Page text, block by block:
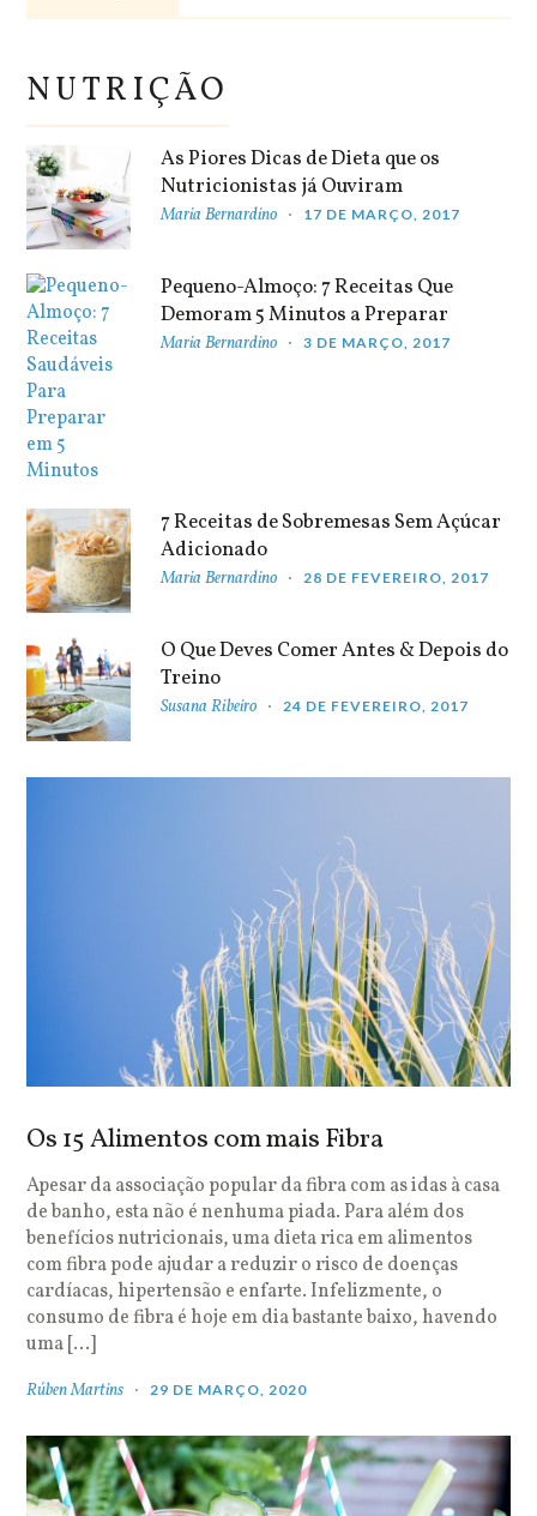
NUTRIÇÃO
As Piores Dicas de Dieta que os
Nutricionistas já Ouviram
Maria Bernardino 17 DE MARÇO, 2017
Pequeno-Almoço: 7 Receitas Que
Demoram 5 Minutos a Preparar
Maria Bernardino 3 DE MARÇO, 2017
7 Receitas de Sobremesas Sem Açúcar
Adicionado
Maria Bernardino 28 DE FEVEREIRO, 2017
O Que Deves Comer Antes & Depois do
Treino
Susana Ribeiro 24 DE FEVEREIRO, 2017
Os 15 Alimentos com mais Fibra
Apesar da associação popular da fibra com as idas à casa
de banho, esta não é nenhuma piada. Para além dos
benefícios nutricionais, uma dieta rica em alimentos
com fibra pode ajudar a reduzir o risco de doenças
cardíacas, hipertensão e enfarte. Infelizmente, o
consumo de fibra é hoje em dia bastante baixo, havendo
uma […]
Rúben Martins 29 DE MARÇO, 2020